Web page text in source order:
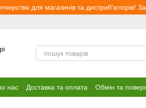
для магазинів та дистриб'юторів!
нас Доставка та оплата Обмін та